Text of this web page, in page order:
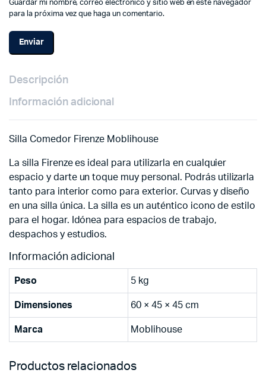
Guardar mi nombre, correo electrónico y sitio web en este navegador
para la próxima vez que haga un comentario.
Descripción
Información adicional
Silla Comedor Firenze Moblihouse
La silla Firenze es ideal para utilizarla en cualquier
espacio y darte un toque muy personal. Podrás utilizarla
tanto para interior como para exterior. Curvas y diseño
en una silla única. La silla es un auténtico icono de estilo
para el hogar. Idónea para espacios de trabajo,
despachos y estudios.
Información adicional
Peso 5 kg
Dimensiones 60 × 45 × 45 cm
Marca Moblihouse
Productos relacionados